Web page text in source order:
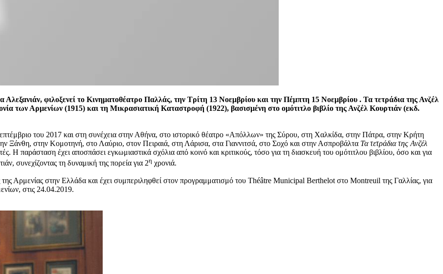
φιλοξενεί το Κινηματοθέατρο Παλλάς, την Τρίτη 13 Νοεμβρίου και την Πέμπτη 15 Νοεμβρίου . Τα τετράδια της Ανζέλ
των Αρμενίων (1915) και τη Μικρασιατική Καταστροφή (1922), βασισμένη στο ομότιτλο βιβλίο της Ανζέλ Κουρτιάν (εκδ.
του 2017 και στη συνέχεια στην Αθήνα, στο ιστορικό θέατρο «Απόλλων» της Σύρου, στη Χαλκίδα, στην Πάτρα, στην Κρήτη
Ξάνθη, στην Κομοτηνή, στο Λαύριο, στον Πειραιά, στη Λάρισα, στα Γιαννιτσά, στο Σοχό και στην Ασπροβάλτα Τα τετράδια της Ανζέλ
Η παράσταση έχει αποσπάσει εγκωμιαστικά σχόλια από κοινό και κριτικούς, τόσο για τη διασκευή του ομότιτλου βιβλίου, όσο και για
συνεχίζοντας τη δυναμική της πορεία για 2η χρονιά.
Αρμενίας στην Ελλάδα και έχει συμπεριληφθεί στον προγραμματισμό του Théâtre Municipal Berthelot στο Montreuil της Γαλλίας, για
στις 24.04.2019.